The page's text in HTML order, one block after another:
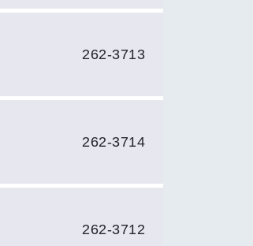
262-3713
262-3714
262-3712